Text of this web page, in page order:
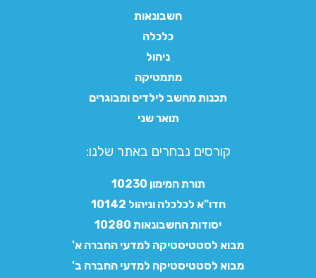
חשבונאות
כלכלה
ניהול
מתמטיקה
תכנות מחשב לילדים ומבוגרים
תואר שני
קורסים נבחרים באתר שלנו:​
תורת המימון 10230
חדו"א לכלכלה וניהול 10142
יסודות החשבונאות 10280
מבוא לסטטיסטיקה למדעי החברה א'
מבוא לסטטיסטיקה למדעי החברה ב'